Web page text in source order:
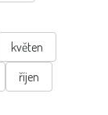
květen
říjen